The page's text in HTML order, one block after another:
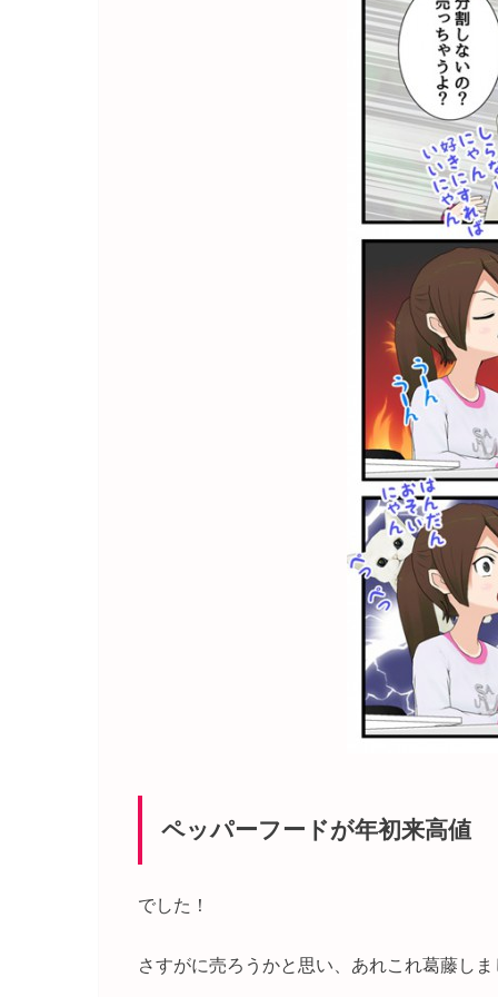
ペッパーフードが年初来高値
でした！
さすがに売ろうかと思い、あれこれ葛藤し